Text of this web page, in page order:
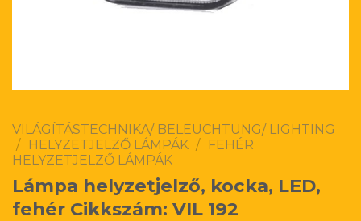
VILÁGÍTÁSTECHNIKA/ BELEUCHTUNG/ LIGHTING
/
HELYZETJELZŐ LÁMPÁK /
FEHÉR
HELYZETJELZŐ LÁMPÁK
Lámpa helyzetjelző, kocka, LED,
fehér Cikkszám: VIL 192